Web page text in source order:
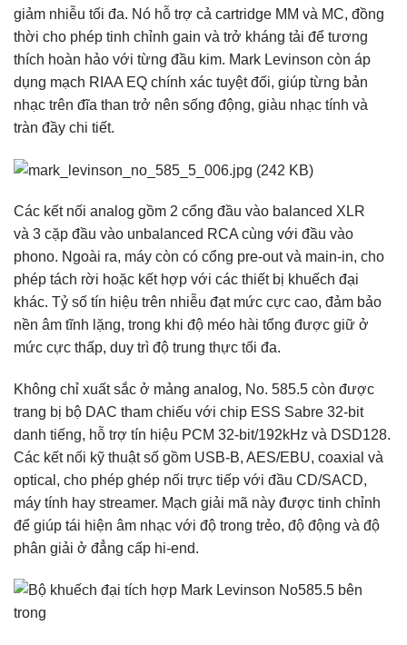
giảm nhiễu tối đa. Nó hỗ trợ cả cartridge MM và MC, đồng
thời cho phép tinh chỉnh gain và trở kháng tải để tương
thích hoàn hảo với từng đầu kim. Mark Levinson còn áp
dụng mạch RIAA EQ chính xác tuyệt đối, giúp từng bản
nhạc trên đĩa than trở nên sống động, giàu nhạc tính và
tràn đầy chi tiết.
Các kết nối analog gồm 2 cổng đầu vào balanced XLR
và 3 cặp đầu vào unbalanced RCA cùng với đầu vào
phono. Ngoài ra, máy còn có cổng pre-out và main-in, cho
phép tách rời hoặc kết hợp với các thiết bị khuếch đại
khác. Tỷ số tín hiệu trên nhiễu đạt mức cực cao, đảm bảo
nền âm tĩnh lặng, trong khi độ méo hài tổng được giữ ở
mức cực thấp, duy trì độ trung thực tối đa.
Không chỉ xuất sắc ở mảng analog, No. 585.5 còn được
trang bị bộ DAC tham chiếu với chip ESS Sabre 32-bit
danh tiếng, hỗ trợ tín hiệu PCM 32-bit/192kHz và DSD128.
Các kết nối kỹ thuật số gồm USB-B, AES/EBU, coaxial và
optical, cho phép ghép nối trực tiếp với đầu CD/SACD,
máy tính hay streamer. Mạch giải mã này được tinh chỉnh
để giúp tái hiện âm nhạc với độ trong trẻo, độ động và độ
phân giải ở đẳng cấp hi-end.